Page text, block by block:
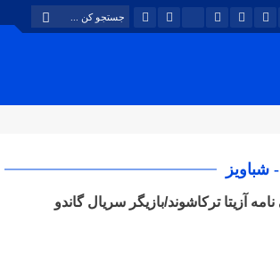
آزیتا ترکاشوند/بازیگر سریال گاندو